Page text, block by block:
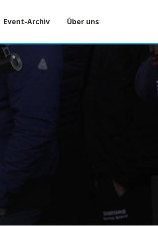
Event-Archiv Über uns